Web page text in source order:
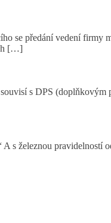
se předání vedení firmy
[…]
s DPS (doplňkovým
s železnou pravidelností